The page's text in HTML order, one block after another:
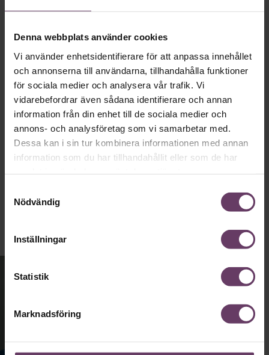
Denna webbplats använder cookies
Vi använder enhetsidentifierare för att anpassa innehållet
och annonserna till användarna, tillhandahålla funktioner
för sociala medier och analysera vår trafik. Vi
vidarebefordrar även sådana identifierare och annan
information från din enhet till de sociala medier och
annons- och analysföretag som vi samarbetar med.
Dessa kan i sin tur kombinera informationen med annan
information som du har tillhandahållit eller som de har
Nödvändig
Inställningar
Statistik
Marknadsföring
VAL 2026
Provokation, glamour och
galna utspel? Nej, det är inget för svenska
väljare. Här är det fortfarande den måttfulla
partiledarstilen som går hem, säger
statsvetaren Jenny Madestam: ”Hellre en
tråkig partiledare i foträta skor, än en
känslomässig spelevink i högklackat.”
Ledarskap
Text:Fredrik Kullberg